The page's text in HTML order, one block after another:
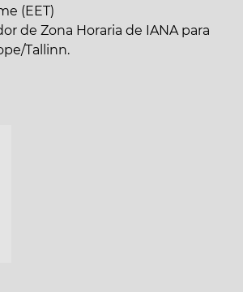
(EET)
de Zona Horaria de IANA para
Tallinn.